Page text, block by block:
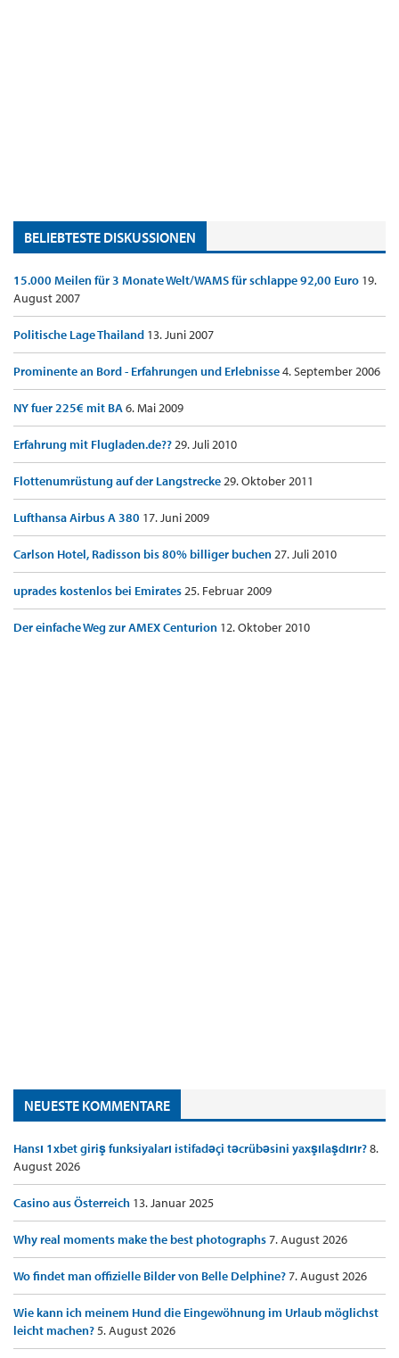
BELIEBTESTE DISKUSSIONEN
15.000 Meilen für 3 Monate Welt/WAMS für schlappe 92,00 Euro 19.
August 2007
Politische Lage Thailand 13. Juni 2007
Prominente an Bord - Erfahrungen und Erlebnisse4. September 2006
NY fuer 225€ mit BA6. Mai 2009
Erfahrung mit Flugladen.de??29. Juli 2010
Flottenumrüstung auf der Langstrecke29. Oktober 2011
Lufthansa Airbus A 380 17. Juni 2009
Carlson Hotel, Radisson bis 80% billiger buchen27. Juli 2010
uprades kostenlos bei Emirates25. Februar 2009
Der einfache Weg zur AMEX Centurion 12. Oktober 2010
NEUESTE KOMMENTARE
Hansı 1xbet giriş funksiyaları istifadəçi təcrübəsini yaxşılaşdırır?8.
August 2026
Casino aus Österreich 13. Januar 2025
Why real moments make the best photographs7. August 2026
Wo findet man offizielle Bilder von Belle Delphine?7. August 2026
Wie kann ich meinem Hund die Eingewöhnung im Urlaub möglichst
leicht machen?5. August 2026